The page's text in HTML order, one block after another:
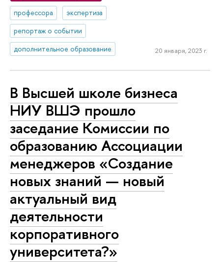
профессора
экспертиза
репортаж о событии
дополнительное образование
20 января, 2023 г.
В Высшей школе бизнеса
НИУ ВШЭ прошло
заседание Комиссии по
образованию Ассоциации
менеджеров «Создание
новых знаний — новый
актуальный вид
деятельности
корпоративного
университета?»